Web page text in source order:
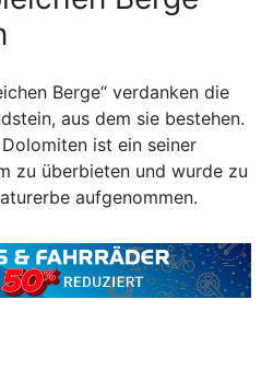
Berge“ verdanken die
aus dem sie bestehen.
ist ein seiner
zu überbieten und wurde zu
aufgenommen.